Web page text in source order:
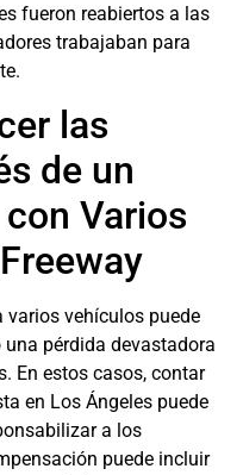
fueron reabiertos a las
trabajaban para
las
de un
Varios
varios vehículos puede
pérdida devastadora
En estos casos, contar
en Los Ángeles puede
a los
puede incluir